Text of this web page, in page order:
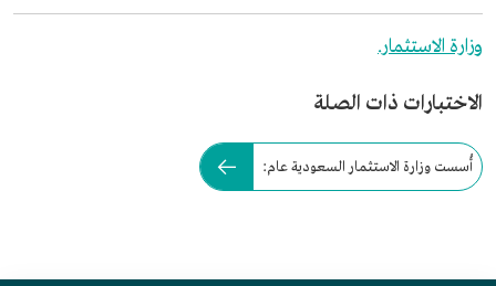
وزارة الاستثمار.
الاختبارات ذات الصلة
أُسست وزارة الاستثمار السعودية عام: